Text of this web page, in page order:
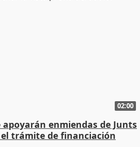
02:00
apoyarán enmiendas de Junts
trámite de financiación